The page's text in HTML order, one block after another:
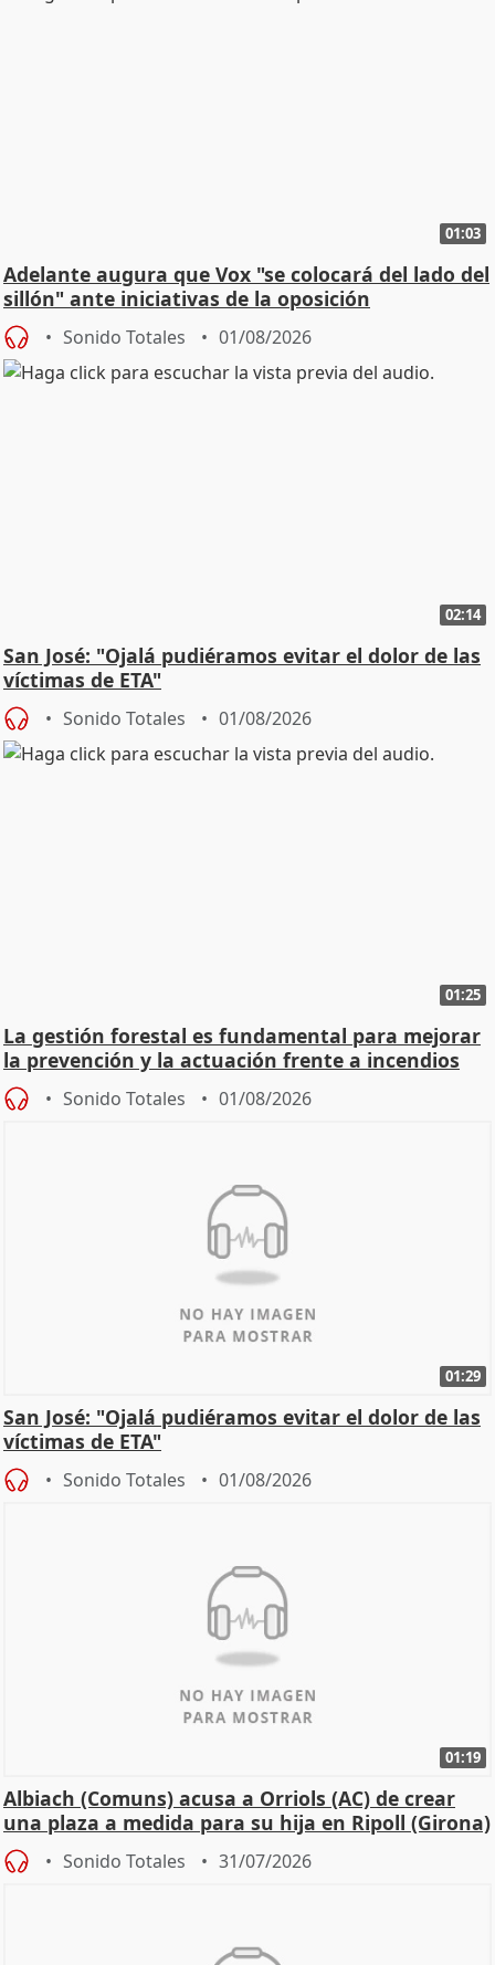
01:03
Adelante augura que Vox "se colocará del lado del
sillón" ante iniciativas de la oposición
Sonido Totales 01/08/2026
02:14
San José: "Ojalá pudiéramos evitar el dolor de las
víctimas de ETA"
Sonido Totales 01/08/2026
01:25
La gestión forestal es fundamental para mejorar
la prevención y la actuación frente a incendios
Sonido Totales 01/08/2026
01:29
San José: "Ojalá pudiéramos evitar el dolor de las
víctimas de ETA"
Sonido Totales 01/08/2026
01:19
Albiach (Comuns) acusa a Orriols (AC) de crear
una plaza a medida para su hija en Ripoll (Girona)
Sonido Totales 31/07/2026